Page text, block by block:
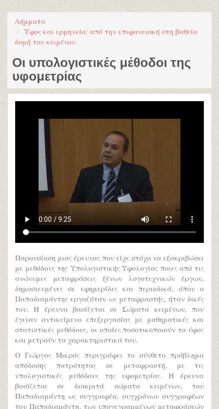
Λήμματα
Ύφος και ερμηνεία: από την επιφανειακή στη βαθεία
δομή του κειμένου
Οι υπολογιστικές μέθοδοι της
υφομετρίας
Παρουσίαση μιας έρευνας που είχε στόχο να εξακριβώσει
με μεθόδους της Υπολογιστικής Υφολογίας ποιες από τις
ανώνυμες μεταφράσεις ξένων λογοτεχνικών έργων,
δημοσιευμένες σε εφημερίδες και περιοδικά, όπου ο
Παπαδιαμάντης εργαζόταν ως μεταφραστής, ήταν δικές
του. Η έρευνα βασίζεται σε Σώματα κειμένων, που
έγιναν αντικείμενο επεξεργασίας με μαθηματικές και
στατιστικές μεθόδους, οι οποίες ποσοτικοποιούν το ύφος
και μετρούν τα χαρακτηριστικά του.
Ο Γιώργος Μικρός περιγράφει το σύνθετο πρόβλημα
απόδοσης πατρότητας σε μεταφραστή, με τις
υπολογιστικές μεθόδους της υφομετρίας. Η έρευνα
βασίζεται σε διακριτά σώματα κειμένων, του
Παπαδιαμάντη ως συγγραφέα, συγχρόνων συγγραφέων
του Παπαδιαμάντη, των υπογεγραμμένων μεταφράσεών